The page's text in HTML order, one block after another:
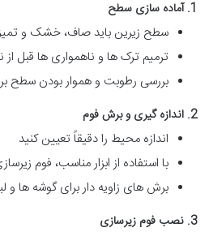
1. آماده سازی سطح
سطح زیرین باید صاف، خشک و
ترمیم ترک ها و ناهمواری ها قبل
بررسی رطوبت و هموار بودن سطح
2. اندازه گیری و برش فوم
اندازه محیط را دقیقاً تعیین کنید
با استفاده از ابزار مناسب، فوم
برش های زاویه دار برای گوشه ها و
3. نصب فوم زیرسازی